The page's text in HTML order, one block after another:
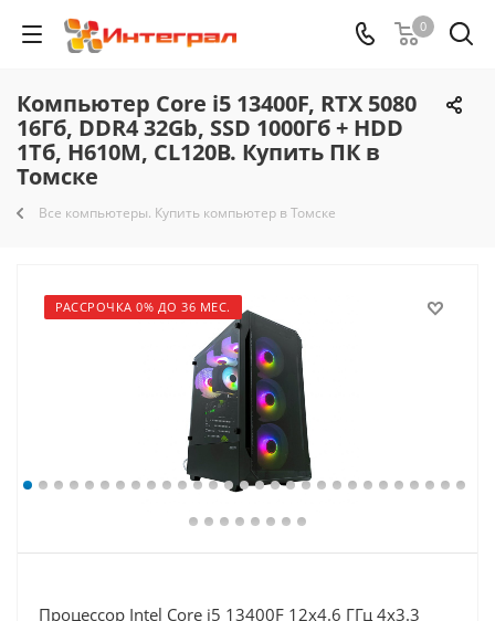
0
Компьютер Core i5 13400F, RTX 5080
16Гб, DDR4 32Gb, SSD 1000Гб + HDD
1Тб, H610M, CL120B. Купить ПК в
Томске
Все компьютеры. Купить компьютер в Томске
РАССРОЧКА 0% ДО 36 МЕС.
Процессор Intel Core i5 13400F 12x4.6 ГГц 4x3.3